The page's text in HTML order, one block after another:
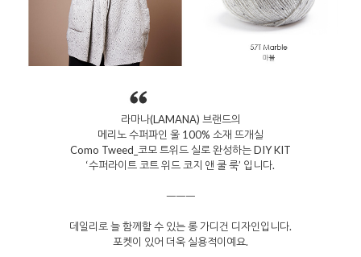
라마나(LAMANA) 브랜드의
메리노 수퍼파인 울 100% 소재 뜨개실
Como Tweed_코모 트위드 실로 완성하는 DIY KIT
‘수퍼라이트 코트 위드 코지 앤 쿨 룩’ 입니다.
ㅡㅡㅡ
데일리로 늘 함께할 수 있는 롱 가디건 디자인입니다.
포켓이 있어 더욱 실용적이예요.